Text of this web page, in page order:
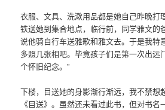
衣服、文具、洗漱用品都是她自己昨晚打
铁送她到集合地点，临行前，同学雅文的
说他骑自行车送雅歌和雅文去。于是我特
多照几张相吧。毕竟孩子们是第一次出远
个怀旧纪念。”
下楼，目送她的身影渐行渐远，我不禁想
《目送》。虽然还未看过此书，但对书